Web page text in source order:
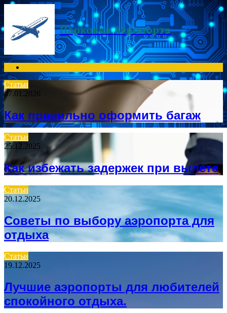
Парковка Аеропорта
Статьи
07.01.2026
Как правильно оформить багаж
Статьи
25.12.2025
Как избежать задержек при вылете
Статьи
20.12.2025
Советы по выбору аэропорта для
отдыха
Статьи
19.12.2025
Лучшие аэропорты для любителей
спокойного отдыха.